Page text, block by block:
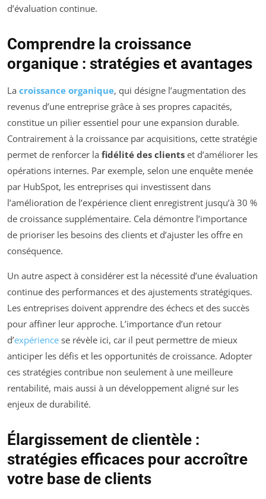
d’évaluation continue.
Comprendre la croissance
organique : stratégies et avantages
La croissance organique, qui désigne l’augmentation des
revenus d’une entreprise grâce à ses propres capacités,
constitue un pilier essentiel pour une expansion durable.
Contrairement à la croissance par acquisitions, cette stratégie
permet de renforcer la fidélité des clients et d’améliorer les
opérations internes. Par exemple, selon une enquête menée
par HubSpot, les entreprises qui investissent dans
l’amélioration de l’expérience client enregistrent jusqu’à 30 %
de croissance supplémentaire. Cela démontre l’importance
de prioriser les besoins des clients et d’ajuster les offre en
conséquence.
Un autre aspect à considérer est la nécessité d’une évaluation
continue des performances et des ajustements stratégiques.
Les entreprises doivent apprendre des échecs et des succès
pour affiner leur approche. L’importance d’un retour
d’expérience se révèle ici, car il peut permettre de mieux
anticiper les défis et les opportunités de croissance. Adopter
ces stratégies contribue non seulement à une meilleure
rentabilité, mais aussi à un développement aligné sur les
enjeux de durabilité.
Élargissement de clientèle :
stratégies efficaces pour accroître
votre base de clients